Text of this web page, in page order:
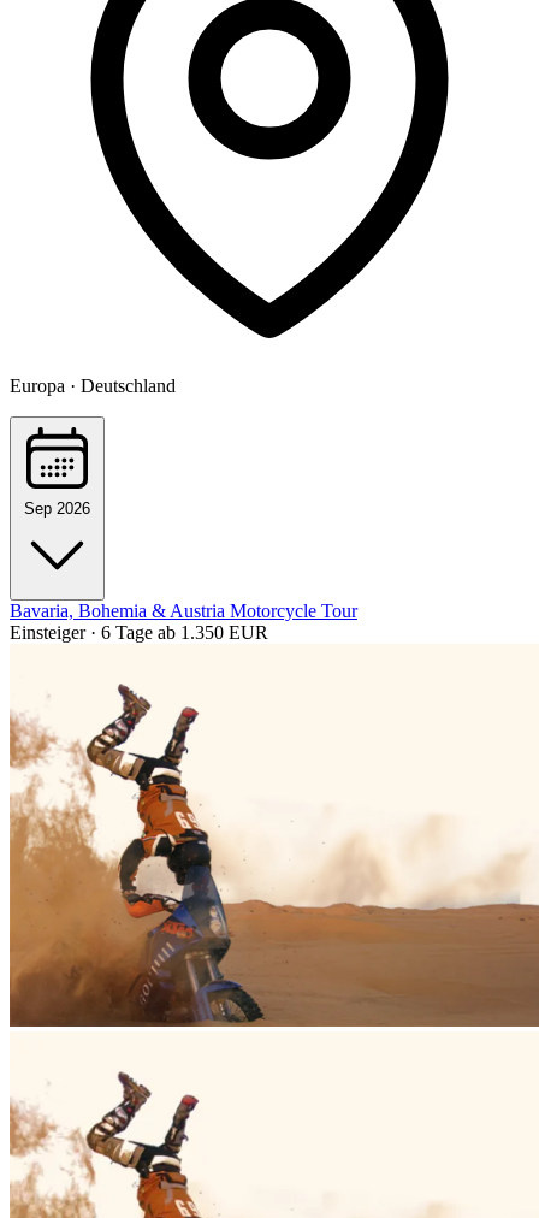
Europa · Deutschland
Sep 2026
Bavaria, Bohemia & Austria Motorcycle Tour
Einsteiger · 6 Tage ab 1.350 EUR